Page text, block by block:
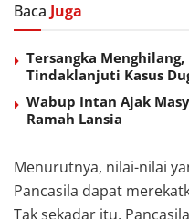
Baca Juga
Tersangka Menghilang,
Tindaklanjuti Kasus
Wabup Intan Ajak
Ramah Lansia
Menurutnya, nilai-nilai
Pancasila dapat
Tak sekadar itu,